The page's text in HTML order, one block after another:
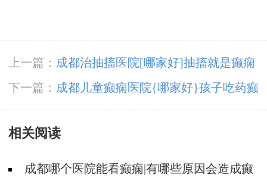
上一篇： 成都治抽搐医院[哪家好]抽搐就是癫痫
吗？
下一篇： 成都儿童癫痫医院{哪家好}孩子吃药癫
痫还发作的原因?
相关阅读
成都哪个医院能看癫痫|有哪些原因会造成癫